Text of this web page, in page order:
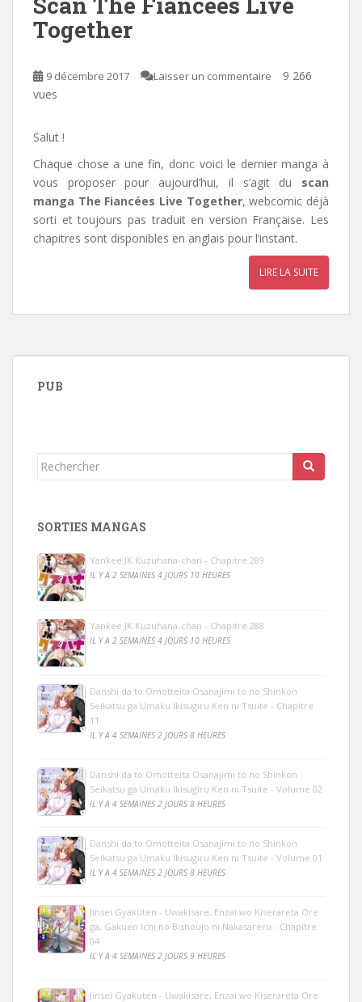
Together
9 décembre 2017 Laisser un commentaire
9 266
vues
Salut !
Chaque chose a une fin, donc voici le dernier manga à
vous proposer pour aujourd’hui, il s’agit du scan
manga The Fiancées Live Together, webcomic déjà
sorti et toujours pas traduit en version Française. Les
chapitres sont disponibles en anglais pour l’instant.
LIRE LA SUITE
PUB
Rechercher...
SORTIES MANGAS
Yankee JK Kuzuhana-chan - Chapitre 289
IL Y A 2 SEMAINES 4 JOURS 10 HEURES
Yankee JK Kuzuhana-chan - Chapitre 288
IL Y A 2 SEMAINES 4 JOURS 10 HEURES
Danshi da to Omotteita Osanajimi to no Shinkon
Seikatsu ga Umaku Ikisugiru Ken ni Tsuite - Chapitre
11
IL Y A 4 SEMAINES 2 JOURS 8 HEURES
Danshi da to Omotteita Osanajimi to no Shinkon
Seikatsu ga Umaku Ikisugiru Ken ni Tsuite - Volume 02
IL Y A 4 SEMAINES 2 JOURS 8 HEURES
Danshi da to Omotteita Osanajimi to no Shinkon
Seikatsu ga Umaku Ikisugiru Ken ni Tsuite - Volume 01
IL Y A 4 SEMAINES 2 JOURS 8 HEURES
Jinsei Gyakuten - Uwakisare, Enzai wo Kiserareta Ore
ga, Gakuen Ichi no Bishoujo ni Nakasareru - Chapitre
04
IL Y A 4 SEMAINES 2 JOURS 9 HEURES
Jinsei Gyakuten - Uwakisare, Enzai wo Kiserareta Ore